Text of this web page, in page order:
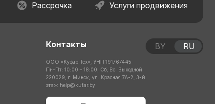
Рассрочка Услуги продвижения
Контакты
ООО «Куфар Тех», УНП 191767445
Пн-Пт: 10:00 – 18:00; Сб, Вс: Выходной
220029, г. Минск, ул. Красная 7А-2, 3-й
этаж help@kufar.by
BY RU